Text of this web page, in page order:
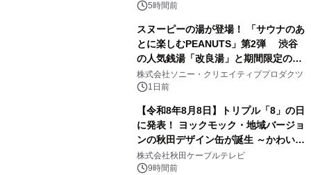
5時間前
スヌーピーの湯が登場！ 「サウナのあ
とに楽しむPEANUTS」第2弾 渋谷
の人気銭湯「改良湯」と期間限定のコ
ラボレーション サウナイキタイコラ
ボグッズも発売決定！
株式会社ソニー・クリエイティブプロダクツ
1日前
【令和8年8月8日】トリプル「8」の日
に発表！ ヨックモック・地域バージョ
ンの秋田デザイン缶が誕生 ～かわいい
秋田犬の子犬と秋田の四季と名所を巡
るパッケージ～ 9月1日(火)秋田県内で
株式会社秋田ケーブルテレビ
9時間前